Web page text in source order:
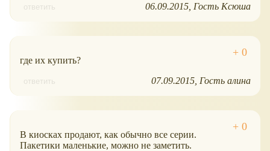
ответить 06.09.2015 Гость Ксюша
где их купить?
ответить 07.09.2015 Гость алина
В киосках продают, как обычно все серии.
Пакетики маленькие, можно не заметить.